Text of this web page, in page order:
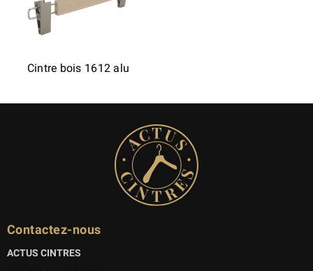
Cintre bois 1612 alu
Contactez-nous
ACTUS CINTRES